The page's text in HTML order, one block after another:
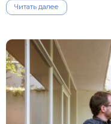
Читать далее